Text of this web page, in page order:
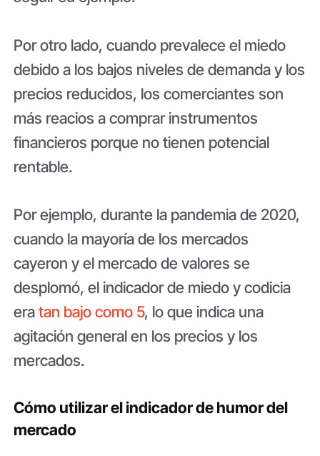
Por otro lado, cuando prevalece el miedo
debido a los bajos niveles de demanda y los
precios reducidos, los comerciantes son
más reacios a comprar instrumentos
financieros porque no tienen potencial
rentable.
Por ejemplo, durante la pandemia de 2020,
cuando la mayoría de los mercados
cayeron y el mercado de valores se
desplomó, el indicador de miedo y codicia
eratan bajo como 5, lo que indica una
agitación general en los precios y los
mercados.
Cómo utilizar el indicador de humor del
mercado